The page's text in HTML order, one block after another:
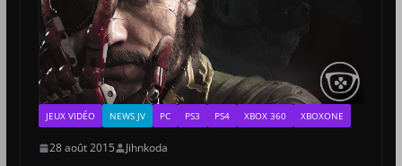
JEUX VIDÉO NEWS JV PC PS3 PS4 XBOX 360 XBOXONE
28 août 2015 Jihnkoda